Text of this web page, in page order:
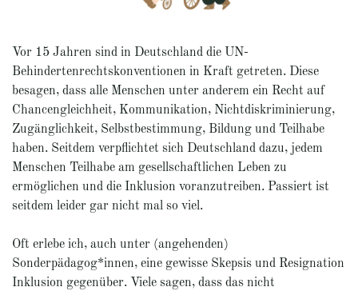
Vor 15 Jahren sind in Deutschland die UN-
Behindertenrechtskonventionen in Kraft getreten. Diese
besagen, dass alle Menschen unter anderem ein Recht auf
Chancengleichheit, Kommunikation, Nichtdiskriminierung,
Zugänglichkeit, Selbstbestimmung, Bildung und Teilhabe
haben. Seitdem verpflichtet sich Deutschland dazu, jedem
Menschen Teilhabe am gesellschaftlichen Leben zu
ermöglichen und die Inklusion voranzutreiben. Passiert ist
seitdem leider gar nicht mal so viel.
Oft erlebe ich, auch unter (angehenden)
Sonderpädagog*innen, eine gewisse Skepsis und Resignation
Inklusion gegenüber. Viele sagen, dass das nicht